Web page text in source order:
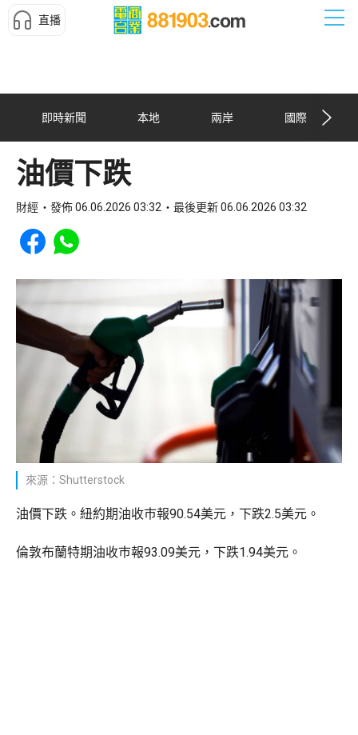
直播
即時新聞 本地 兩岸 國際
油價下跌
財經 發佈 06.06.2026 03:32 最後更新 06.06.2026 03:32
Share to Facebook
Share to WhatsApp
來源：Shutterstock
油價下跌。紐約期油收巿報90.54美元，下跌2.5美元。
倫敦布蘭特期油收巿報93.09美元，下跌1.94美元。